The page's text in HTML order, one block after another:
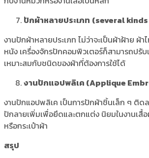
ปักผ้าหลายประเภท (several
งานปักผ้าหลายประเภท ไม่ว่าจะเป็นผ้าฝ้าย ผ้
หนัง เครื่องจักรปักคอมพิวเตอร์ก็สามารถปรับ
เหมาะสมกับชนิดของผ้าที่ต้องการใช้ได้
งานปักแอปพลิเค (Applique
งานปักแอปพลิเค เป็นการปักผ้าชิ้นเล็ก ๆ ติ
ปักลายเพิ่มเพื่อยึดและตกแต่ง นิยมในงานเสื้
หรือกระเป๋าผ้า
สรุป